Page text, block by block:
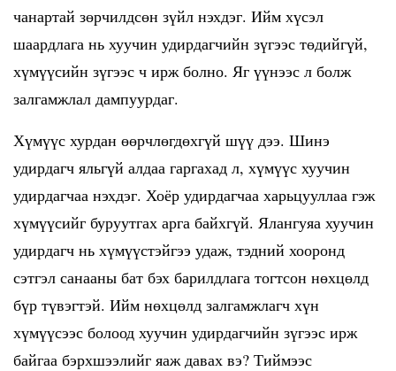
чанартай зөрчилдсөн зүйл нэхдэг. Ийм хүсэл
шаардлага нь хуучин удирдагчийн зүгээс төдийгүй,
хүмүүсийн зүгээс ч ирж болно. Яг үүнээс л болж
залгамжлал дампуурдаг.
Хүмүүс хурдан өөрчлөгдөхгүй шүү дээ. Шинэ
удирдагч яльгүй алдаа гаргахад л, хүмүүс хуучин
удирдагчаа нэхдэг. Хоёр удирдагчаа харьцууллаа гэж
хүмүүсийг буруутгах арга байхгүй. Ялангуяа хуучин
удирдагч нь хүмүүстэйгээ удаж, тэдний хооронд
сэтгэл санааны бат бэх барилдлага тогтсон нөхцөлд
бүр түвэгтэй. Ийм нөхцөлд залгамжлагч хүн
хүмүүсээс болоод хуучин удирдагчийн зүгээс ирж
байгаа бэрхшээлийг яаж давах вэ? Тиймээс